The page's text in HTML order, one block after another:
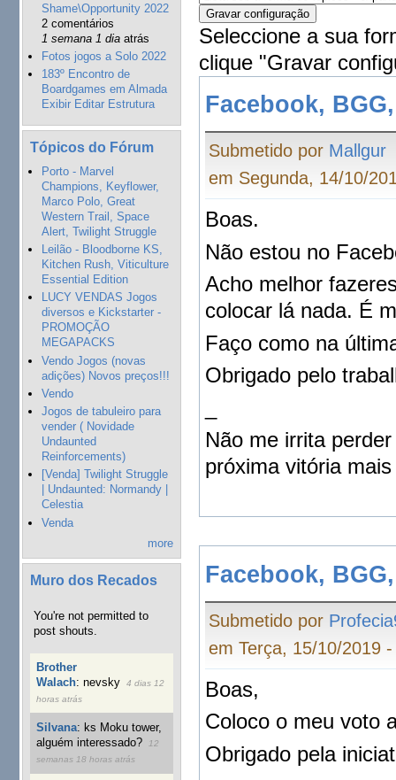
Shame\Opportunity 2022
2 comentários
1 semana 1 diaatrás
Fotos jogos a Solo 2022
183º Encontro de
Boardgames em Almada
Exibir Editar Estrutura
Tópicos do Fórum
Porto - Marvel
Champions, Keyflower,
Marco Polo, Great
Western Trail, Space
Alert, Twilight Struggle
Leilão - Bloodborne KS,
Kitchen Rush, Viticulture
Essential Edition
LUCY VENDAS Jogos
diversos e Kickstarter -
PROMOÇÃO
MEGAPACKS
Vendo Jogos (novas
adições) Novos preços!!!
Vendo
Jogos de tabuleiro para
vender ( Novidade
Undaunted
Reinforcements)
[Venda] Twilight Struggle
| Undaunted: Normandy |
Celestia
Venda
more
Muro dos Recados
You're not permitted to
post shouts.
Brother
Walach:nevsky
4 dias 12
horas atrás
Silvana: ks Moku tower,
alguém interessado?
12
semanas 18 horas atrás
Seleccione a sua
clique "Gravar
Facebook,
Submetido por Mallgur
em Segunda, 14/10/
Boas.
Não estou no
Acho melhor
colocar lá nada. É
Faço como na
Obrigado pelo
Não me irrita
próxima vitória
Facebook,
Submetido por
em Terça, 15/10/2019
Boas,
Coloco o meu voto
Obrigado pela